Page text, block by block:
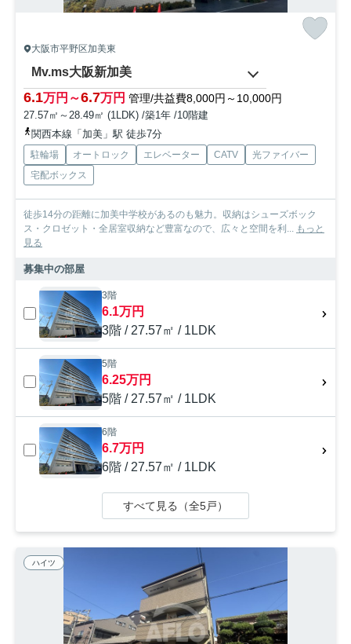
大阪市平野区加美東
Mv.ms大阪新加美
6.1万円～6.7万円 管理/共益費8,000円～10,000円
27.57㎡～28.49㎡ (1LDK) /築1年 /10階建
関西本線「加美」駅 徒歩7分
駐輪場 オートロック エレベーター CATV
光ファイバー
宅配ボックス
徒歩14分の距離に加美中学校があるのも魅力。収納はシューズボック
ス・クロゼット・全居室収納など豊富なので、広々と空間を利...
もっと
見る
募集中の部屋
3階
6.1万円
3階 / 27.57㎡ / 1LDK
5階
6.25万円
5階 / 27.57㎡ / 1LDK
6階
6.7万円
6階 / 27.57㎡ / 1LDK
すべて見る（全5戸）
ハイツ